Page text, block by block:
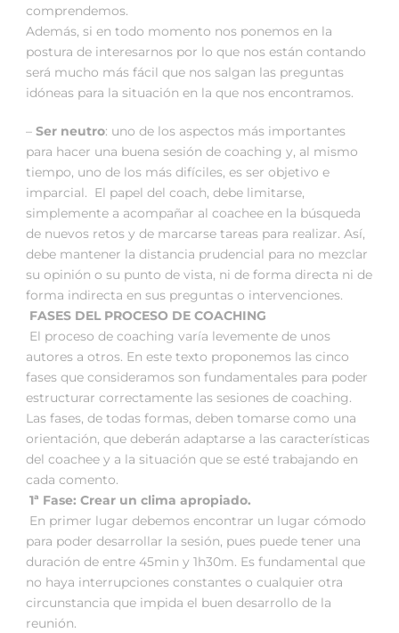
comprendemos.
Además, si en todo momento nos ponemos en la
postura de interesarnos por lo que nos están contando
será mucho más fácil que nos salgan las preguntas
idóneas para la situación en la que nos encontramos.
– Ser neutro: uno de los aspectos más importantes
para hacer una buena sesión de coaching y, al mismo
tiempo, uno de los más difíciles, es ser objetivo e
imparcial. El papel del coach, debe limitarse,
simplemente a acompañar al coachee en la búsqueda
de nuevos retos y de marcarse tareas para realizar. Así,
debe mantener la distancia prudencial para no mezclar
su opinión o su punto de vista, ni de forma directa ni de
forma indirecta en sus preguntas o intervenciones.
FASES DEL PROCESO DE COACHING
El proceso de coaching varía levemente de unos
autores a otros. En este texto proponemos las cinco
fases que consideramos son fundamentales para poder
estructurar correctamente las sesiones de coaching.
Las fases, de todas formas, deben tomarse como una
orientación, que deberán adaptarse a las características
del coachee y a la situación que se esté trabajando en
cada comento.
1ª Fase: Crear un clima apropiado.
En primer lugar debemos encontrar un lugar cómodo
para poder desarrollar la sesión, pues puede tener una
duración de entre 45min y 1h30m. Es fundamental que
no haya interrupciones constantes o cualquier otra
circunstancia que impida el buen desarrollo de la
reunión.